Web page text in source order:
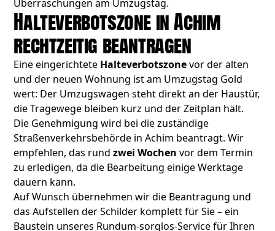
Überraschungen am Umzugstag.
Halteverbotszone in Achim
rechtzeitig beantragen
Eine eingerichtete Halteverbotszonevor der alten
und der neuen Wohnung ist am Umzugstag Gold
wert: Der Umzugswagen steht direkt an der Haustür,
die Tragewege bleiben kurz und der Zeitplan hält.
Die Genehmigung wird bei die zuständige
Straßenverkehrsbehörde in Achim beantragt. Wir
empfehlen, das rundzwei Wochen vor dem Termin
zu erledigen, da die Bearbeitung einige Werktage
dauern kann.
Auf Wunsch übernehmen wir die Beantragung und
das Aufstellen der Schilder komplett für Sie – ein
Baustein unseres Rundum-sorglos-Service für Ihren